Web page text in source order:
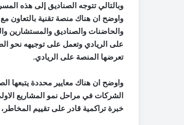
وبالتالي تتوجه الصناديق إلى هذه
واوضح ان هناك منصة تقنية بالتعاون مع
والحاضنات والصناديق والمستشارين
على الريادي وتعمل على توجيهه نحو
تعرضها المنصة على الريادي.
واوضح ان هناك معايير محددة يتبعها
الشركات في مراحل نمو المشاريع
خبرة تراكمية قادر على تقييم